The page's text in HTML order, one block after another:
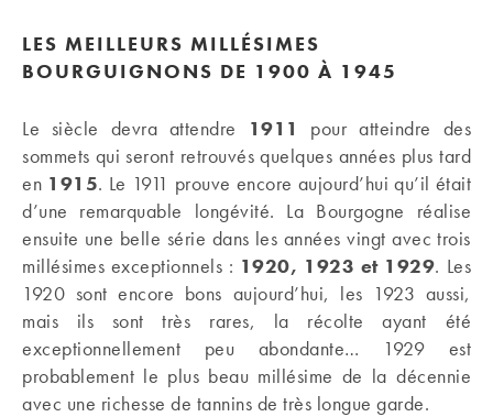
LES MEILLEURS MILLÉSIMES
BOURGUIGNONS DE 1900 À 1945
Le siècle devra attendre 1911
pour atteindre des
sommets qui seront retrouvés quelques années plus tard
en 1915. Le 1911 prouve encore aujourd’hui qu’il était
d’une remarquable longévité. La Bourgogne réalise
ensuite une belle série dans les années vingt avec trois
millésimes exceptionnels : 1920, 1923 et 1929. Les
1920 sont encore bons aujourd’hui, les 1923 aussi,
mais ils sont très rares, la récolte ayant été
exceptionnellement peu abondante… 1929 est
probablement le plus beau millésime de la décennie
avec une richesse de tannins de très longue garde.